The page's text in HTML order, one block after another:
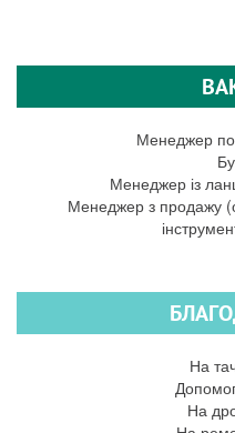
Менеджер по
Менеджер із
Менеджер з продажу
На
На